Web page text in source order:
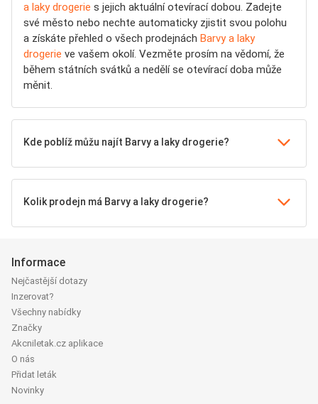
a laky drogerie s jejich aktuální otevírací dobou. Zadejte
své město nebo nechte automaticky zjistit svou polohu
a získáte přehled o všech prodejnách Barvy a laky
drogerie ve vašem okolí. Vezměte prosím na vědomí, že
během státních svátků a nedělí se otevírací doba může
měnit.
Kde poblíž můžu najít Barvy a laky drogerie?
Kolik prodejn má Barvy a laky drogerie?
Informace
Nejčastější dotazy
Inzerovat?
Všechny nabídky
Značky
Akcniletak.cz aplikace
O nás
Přidat leták
Novinky